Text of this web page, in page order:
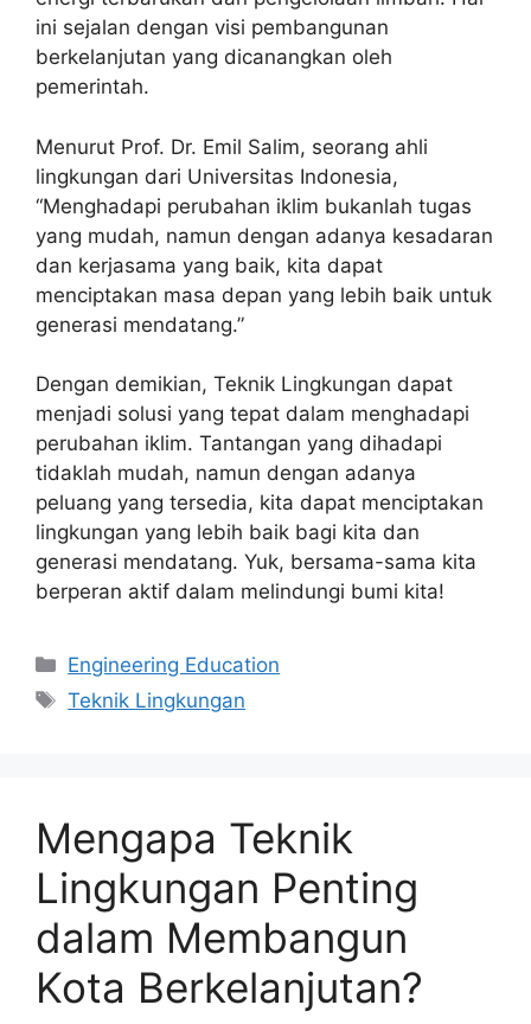
ini sejalan dengan visi pembangunan
berkelanjutan yang dicanangkan oleh
pemerintah.
Menurut Prof. Dr. Emil Salim, seorang ahli
lingkungan dari Universitas Indonesia,
“Menghadapi perubahan iklim bukanlah tugas
yang mudah, namun dengan adanya kesadaran
dan kerjasama yang baik, kita dapat
menciptakan masa depan yang lebih baik untuk
generasi mendatang.”
Dengan demikian, Teknik Lingkungan dapat
menjadi solusi yang tepat dalam menghadapi
perubahan iklim. Tantangan yang dihadapi
tidaklah mudah, namun dengan adanya
peluang yang tersedia, kita dapat menciptakan
lingkungan yang lebih baik bagi kita dan
generasi mendatang. Yuk, bersama-sama kita
berperan aktif dalam melindungi bumi kita!
Kategori
Engineering Education
Tag
Teknik Lingkungan
Mengapa Teknik
Lingkungan Penting
dalam Membangun
Kota Berkelanjutan?